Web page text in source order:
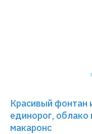
Красивый фонтан
единорог, облако
макаронс